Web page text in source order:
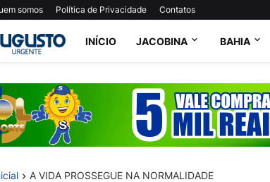
somos Política de Privacidade Contatos
INÍCIO JACOBINA BAHIA
A VIDA PROSSEGUE NA NORMALIDADE